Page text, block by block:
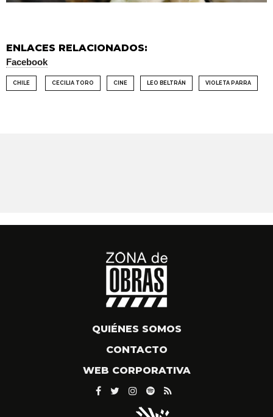
ENLACES RELACIONADOS:
Facebook
CHILE CECILIA TORO CINE LEO BELTRÁN VIOLETA PARRA
QUIÉNES SOMOS
CONTACTO
WEB CORPORATIVA